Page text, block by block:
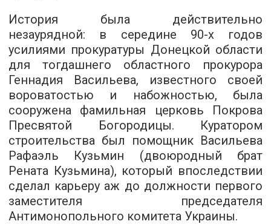
История была действительно
незаурядной: в середине 90-х годов
усилиями прокуратуры Донецкой области
для тогдашнего областного прокурора
Геннадия Васильева, известного своей
вороватостью и набожностью, была
сооружена фамильная церковь Покрова
Пресвятой Богородицы. Куратором
строительства был помощник Васильева
Рафаэль Кузьмин (двоюродный брат
Рената Кузьмина), который впоследствии
сделал карьеру аж до должности первого
заместителя председателя
Антимонопольного комитета Украины.